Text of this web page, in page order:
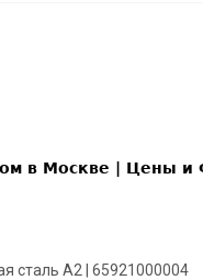
сталь A2 | 65921000004